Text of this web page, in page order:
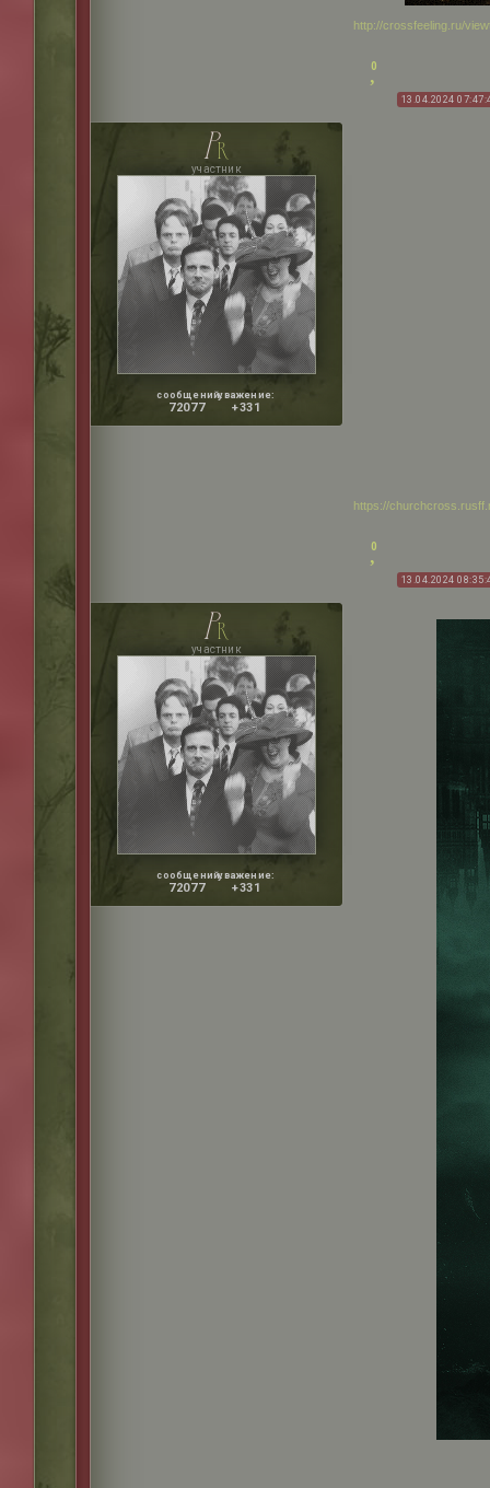
http://crossfeeling.ru/
0
13.04.2024
pr
участник
сообщений:
72077
уважение:
+331
https://
0
13.04.2024
pr
участник
сообщений:
72077
уважение:
+331